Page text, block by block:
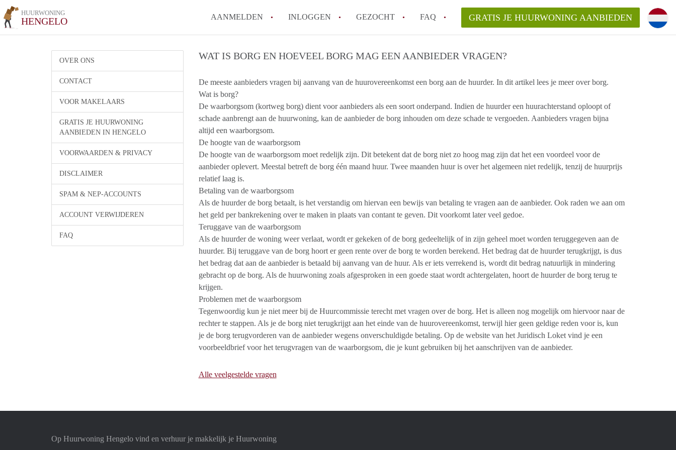
HUURWONING
HENGELO AANMELDEN INLOGGEN GEZOCHT FAQ
Wat is HuurwoningHengelo?
Wat is de privacyverklaring van HuurwoningHengelo?
Berekent HuurwoningHengelo
Alle veelgestelde vragen
GRATIS JE HUURWONING AANBIEDEN
OVER ONS
CONTACT
VOOR MAKELAARS
GRATIS JE HUURWONING
AANBIEDEN IN HENGELO
VOORWAARDEN & PRIVACY
DISCLAIMER
SPAM & NEP-ACCOUNTS
ACCOUNT VERWIJDEREN
FAQ
WAT IS BORG EN HOEVEEL BORG MAG EEN AANBIEDER VRAGEN?
De meeste aanbieders vragen bij aanvang van de huurovereenkomst een borg aan de huurder. In dit artikel lees je meer over borg.
Wat is borg?
De waarborgsom (kortweg borg) dient voor aanbieders als een soort onderpand. Indien de huurder een huurachterstand oploopt of
schade aanbrengt aan de huurwoning, kan de aanbieder de borg inhouden om deze schade te vergoeden. Aanbieders vragen bijna
altijd een waarborgsom.
De hoogte van de waarborgsom
De hoogte van de waarborgsom moet redelijk zijn. Dit betekent dat de borg niet zo hoog mag zijn dat het een voordeel voor de
aanbieder oplevert. Meestal betreft de borg één maand huur. Twee maanden huur is over het algemeen niet redelijk, tenzij de huurprijs
relatief laag is.
Betaling van de waarborgsom
Als de huurder de borg betaalt, is het verstandig om hiervan een bewijs van betaling te vragen aan de aanbieder. Ook raden we aan om
het geld per bankrekening over te maken in plaats van contant te geven. Dit voorkomt later veel gedoe.
Teruggave van de waarborgsom
Als de huurder de woning weer verlaat, wordt er gekeken of de borg gedeeltelijk of in zijn geheel moet worden teruggegeven aan de
huurder. Bij teruggave van de borg hoort er geen rente over de borg te worden berekend. Het bedrag dat de huurder terugkrijgt, is dus
het bedrag dat aan de aanbieder is betaald bij aanvang van de huur. Als er iets verrekend is, wordt dit bedrag natuurlijk in mindering
gebracht op de borg. Als de huurwoning zoals afgesproken in een goede staat wordt achtergelaten, hoort de huurder de borg terug te
krijgen.
Problemen met de waarborgsom
Tegenwoordig kun je niet meer bij de Huurcommissie terecht met vragen over de borg. Het is alleen nog mogelijk om hiervoor naar de
rechter te stappen. Als je de borg niet terugkrijgt aan het einde van de huurovereenkomst, terwijl hier geen geldige reden voor is, kun
je de borg terugvorderen van de aanbieder wegens onverschuldigde betaling. Op de website van het Juridisch Loket vind je een
voorbeeldbrief voor het terugvragen van de waarborgsom, die je kunt gebruiken bij het aanschrijven van de aanbieder.
Alle veelgestelde vragen
Op Huurwoning Hengelo vind en verhuur je makkelijk je Huurwoning